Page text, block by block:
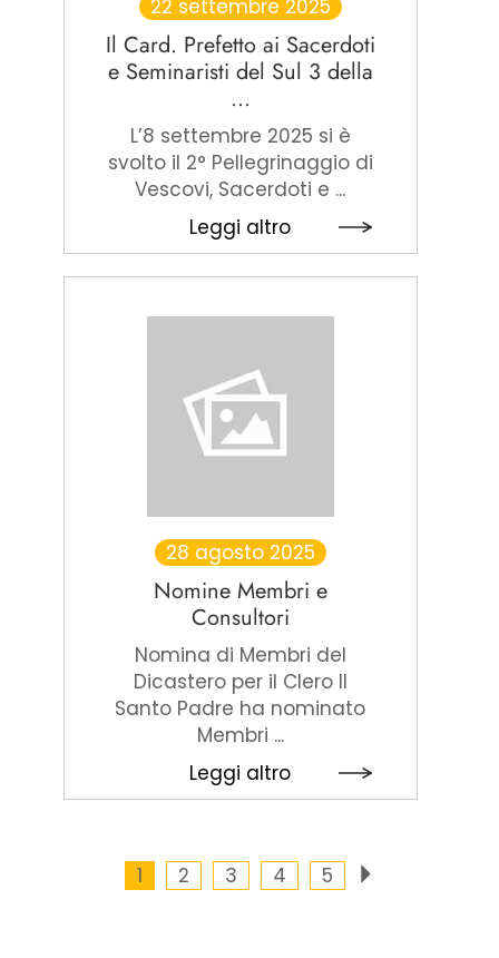
22 settembre 2025
Il Card. Prefetto ai Sacerdoti
e Seminaristi del Sul 3 della
...
L’8 settembre 2025 si è
svolto il 2° Pellegrinaggio di
Vescovi, Sacerdoti e ...
Leggi altro
28 agosto 2025
Nomine Membri e
Consultori
Nomina di Membri del
Dicastero per il Clero Il
Santo Padre ha nominato
Membri ...
Leggi altro
1 2 3 4 5